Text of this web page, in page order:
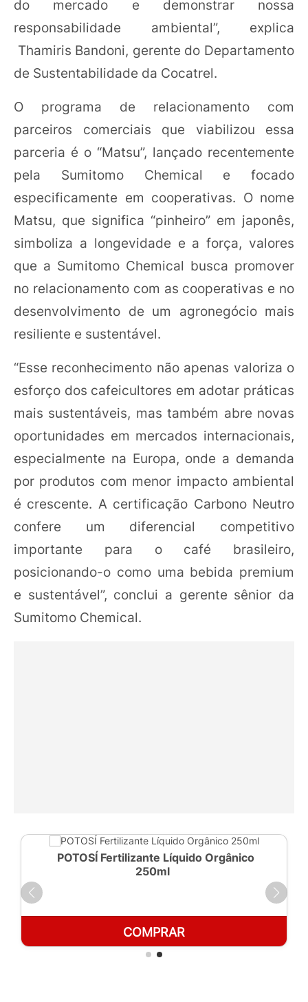
do mercado e demonstrar nossa
responsabilidade ambiental”, explica
Thamiris Bandoni, gerente do Departamento
de Sustentabilidade da Cocatrel.
O programa de relacionamento com
parceiros comerciais que viabilizou essa
parceria é o “Matsu”, lançado recentemente
pela Sumitomo Chemical e focado
especificamente em cooperativas. O nome
Matsu, que significa “pinheiro” em japonês,
simboliza a longevidade e a força, valores
que a Sumitomo Chemical busca promover
no relacionamento com as cooperativas e no
desenvolvimento de um agronegócio mais
resiliente e sustentável.
“Esse reconhecimento não apenas valoriza o
esforço dos cafeicultores em adotar práticas
mais sustentáveis, mas também abre novas
oportunidades em mercados internacionais,
especialmente na Europa, onde a demanda
por produtos com menor impacto ambiental
é crescente. A certificação Carbono Neutro
confere um diferencial competitivo
importante para o café brasileiro,
posicionando-o como uma bebida premium
e sustentável”, conclui a gerente sênior da
Sumitomo Chemical.
POTOSÍ Fertilizante Líquido Orgânico
250ml
COMPRAR